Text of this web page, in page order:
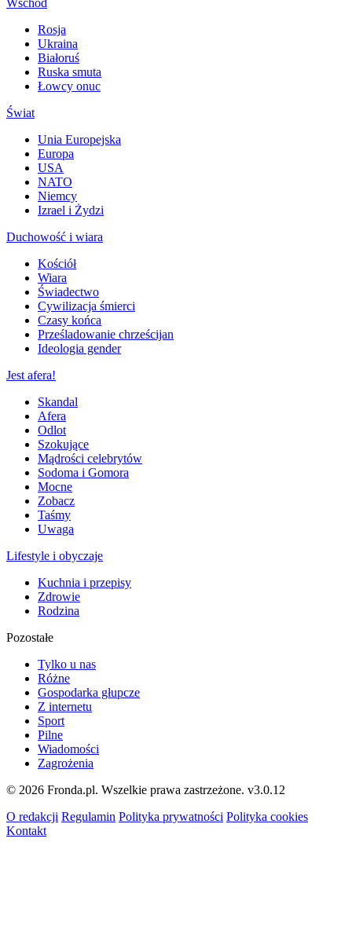
Rosja
Ukraina
Białoruś
Ruska smuta
Łowcy onuc
Świat
Unia Europejska
Europa
USA
NATO
Niemcy
Izrael i Żydzi
Duchowość i wiara
Kościół
Wiara
Świadectwo
Cywilizacja śmierci
Czasy końca
Prześladowanie chrześcijan
Ideologia gender
Jest afera!
Skandal
Afera
Odlot
Szokujące
Mądrości celebrytów
Sodoma i Gomora
Mocne
Zobacz
Taśmy
Uwaga
Lifestyle i obyczaje
Kuchnia i przepisy
Zdrowie
Rodzina
Pozostałe
Tylko u nas
Różne
Gospodarka głupcze
Z internetu
Sport
Pilne
Wiadomości
Zagrożenia
© 2026 Fronda.pl. Wszelkie prawa zastrzeżone. v3.0.12
O redakcji Regulamin Polityka prywatności Polityka cookies
Kontakt